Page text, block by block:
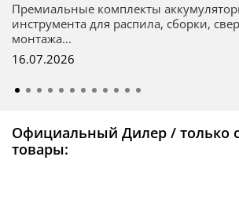
Премиальные комплекты
инструмента для распила, сборки,
монтажа...
16.07.2026
Официальный Дилер / только
товары: